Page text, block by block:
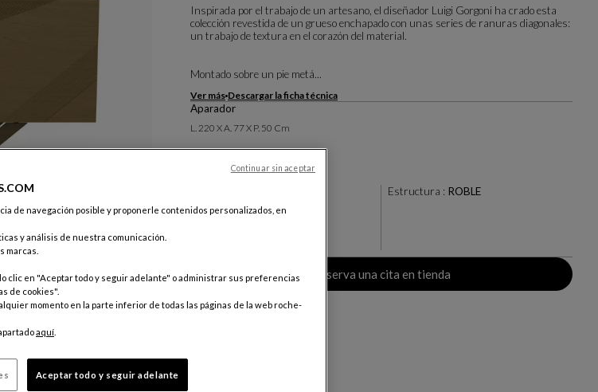
Inspirada por el trabajo de un artesano, el diseñador Luigi Gorgoni ha crado esta
colección revestida de un grueso enchapado con unas series de ranuras diagonales:
un trabajo de textura en el corazón del material.
Montado sobre un pie metá...
Ver más Descargar la ficha técnica
Aparador
L. 220 X A. 77 X P. 50 Cm
Otras dimensiones
Estructura : ROBLE
Reserva una cita en tienda
de navegación posible y proponerle contenidos personalizados, en
y análisis de nuestra comunicación.
marcas.
clic en "Aceptar todo y seguir adelante" o administrar sus preferencias
de cookies".
momento en la parte inferior de todas las páginas de la web roche-
aquí
Aceptar todo y seguir adelante
Continuar sin aceptar